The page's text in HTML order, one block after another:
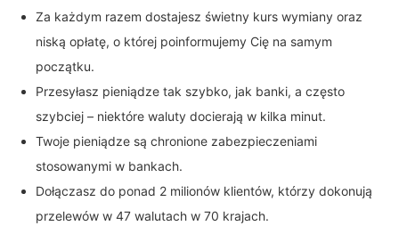
Za każdym razem dostajesz świetny kurs wymiany oraz
niską opłatę, o której poinformujemy Cię na samym
początku.
Przesyłasz pieniądze tak szybko, jak banki, a często
szybciej – niektóre waluty docierają w kilka minut.
Twoje pieniądze są chronione zabezpieczeniami
stosowanymi w bankach.
Dołączasz do ponad 2 milionów klientów, którzy dokonują
przelewów w 47 walutach w 70 krajach.